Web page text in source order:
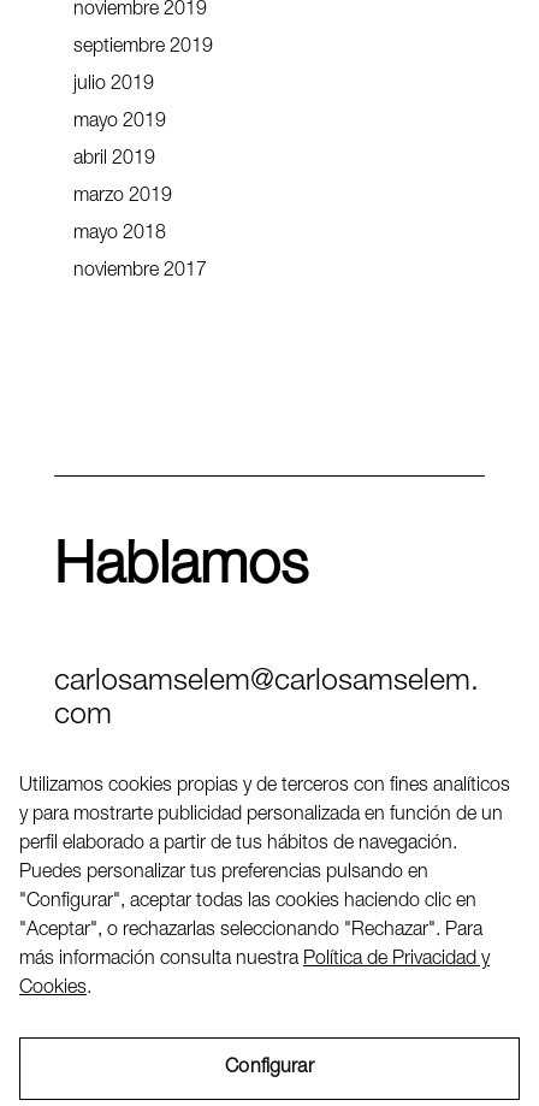
noviembre 2019
septiembre 2019
julio 2019
mayo 2019
abril 2019
marzo 2019
mayo 2018
noviembre 2017
Hablamos
carlosamselem@carlosamselem.
com
Twitter
LinkedIN
2026 ©
Utilizamos cookies propias y de terceros con fines analíticos
y para mostrarte publicidad personalizada en función de un
perfil elaborado a partir de tus hábitos de navegación.
Puedes personalizar tus preferencias pulsando en
"Configurar", aceptar todas las cookies haciendo clic en
"Aceptar", o rechazarlas seleccionando "Rechazar". Para
más información consulta nuestra Política de Privacidad y
Cookies.
Configurar